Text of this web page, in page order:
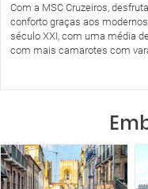
Com a MSC Cruzeiros,
conforto graças aos
século XXI, com uma média
com mais camarotes com